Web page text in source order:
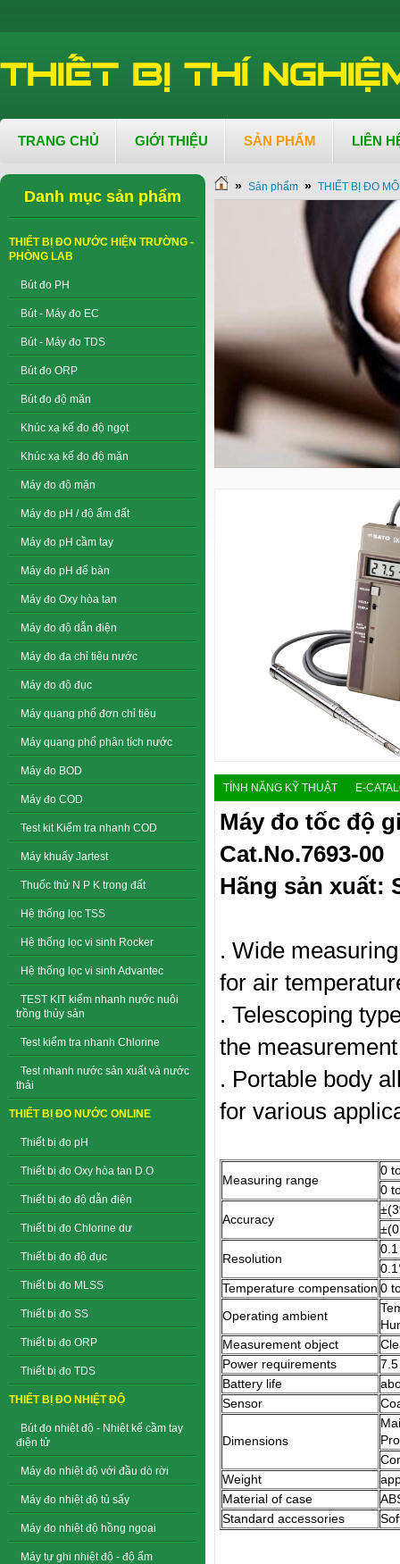
TRANG CHỦ GIỚI THIỆU SẢN PHẨM LIÊN
Danh mục sản phẩm
THIẾT BỊ ĐO NƯỚC HIỆN TRƯỜNG -
PHÒNG LAB
Bút đo PH
Bút - Máy đo EC
Bút - Máy đo TDS
Bút đo ORP
Bút đo độ mặn
Khúc xạ kế đo độ ngọt
Khúc xạ kế đo độ mặn
Máy đo độ mặn
Máy đo pH / độ ẩm đất
Máy đo pH cầm tay
Máy đo pH để bàn
Máy đo Oxy hòa tan
Máy đo độ dẫn điện
Máy đo đa chỉ tiêu nước
Máy đo độ đục
Máy quang phổ đơn chỉ tiêu
Máy quang phổ phân tích nước
Máy đo BOD
Máy đo COD
Test kit Kiểm tra nhanh COD
Máy khuấy Jartest
Thuốc thử N P K trong đất
Hệ thống lọc TSS
Hệ thống lọc vi sinh Rocker
Hệ thống lọc vi sinh Advantec
TEST KIT kiểm nhanh nước nuôi
trồng thủy sản
Test kiểm tra nhanh Chlorine
Test nhanh nước sản xuất và nước
thải
THIẾT BỊ ĐO NƯỚC ONLINE
Thiết bị đo pH
Thiết bị đo Oxy hòa tan D.O
Thiết bị đo độ dẫn điện
Thiết bị đo Chlorine dư
Thiết bị đo độ đục
Thiết bị đo MLSS
Thiết bị đo SS
Thiết bị đo ORP
Thiết bị đo TDS
THIẾT BỊ ĐO NHIỆT ĐỘ
Bút đo nhiệt độ - Nhiệt kế cầm tay
điện tử
Máy đo nhiệt độ với đầu dò rời
Máy đo nhiệt độ tủ sấy
Máy đo nhiệt độ hồng ngoại
Máy tự ghi nhiệt độ - độ ẩm
» Sản phẩm » THIẾT BỊ ĐO
TÍNH NĂNG KỸ THUẬT E-
Máy đo tốc độ
Cat.No.7693-00
Hãng sản xuất:
. Wide
for air
. Telescoping
the
. Portable body
for various
Measuring range
0
0
Accuracy
Resolution
Temperature compensation 0
Operating ambient
Measurement object
Power requirements
Battery life
Sensor
Dimensions
Weight
Material of case
Standard accessories